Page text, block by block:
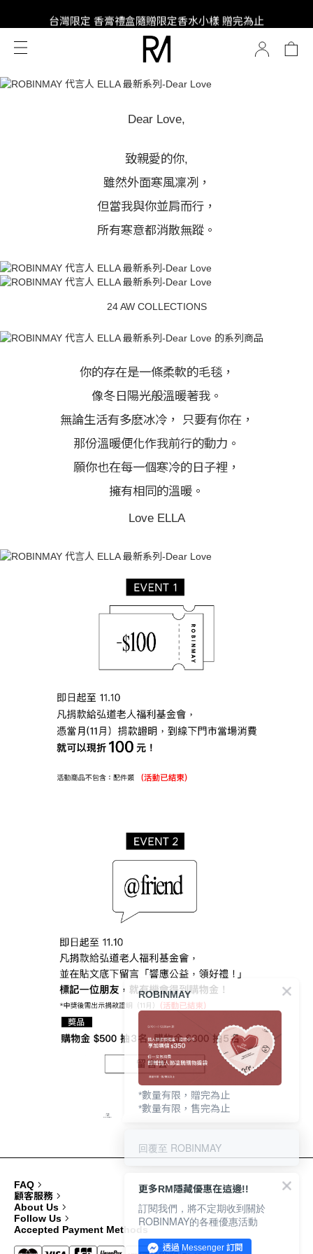
SUPER JUNIOR-D&E 全新代言
台灣限定 香膏禮盒隨贈限定香水小樣 贈完為止
SUPER JUNIOR-D&E 全新代言
Dear Love,
致親愛的你,
雖然外面寒風凜冽，
但當我與你並肩而行，
所有寒意都消散無蹤。
24 AW COLLECTIONS
你的存在是一條柔軟的毛毯，
像冬日陽光般溫暖著我。
無論生活有多麽冰冷， 只要有你在，
那份溫暖便化作我前行的動力。
願你也在每一個寒冷的日子裡，
擁有相同的溫暖。
Love ELLA
FAQ
顧客服務
About Us
Follow Us
Accepted Payment Methods
ROBINMAY
*數量有限，贈完為止
*數量有限，售完為止
回覆至 ROBINMAY
更多RM隱藏優惠在這邊!!
訂閱我們，將不定期收到關於
ROBINMAY的各種優惠活動
透過 Messenger 訂閱